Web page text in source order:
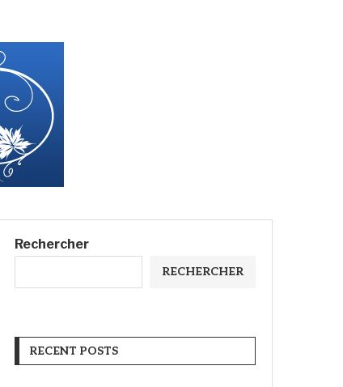
Rechercher
RECHERCHER
RECENT POSTS